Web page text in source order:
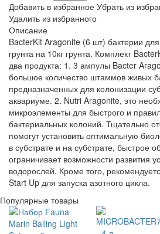
Добавить в избранное Убрать из
Удалить из избранного
Описание
BacterKit Aragonite (6 шт) бактерии
грунта на 10кг грунта. Комплект
два продукта: 1. 3 ампулы Bacter
большое количество штаммов живых
предназначенных для колонизации
аквариуме. 2. Nutri Aragonite, это
микроэлементы для быстрого и
бактериальных колоний. Тщательно
помогут установить оптимальную
в субстрате и на субстрате, быстрое
ограничивает возможности развития
водорослей. Кроме того,
Start Up для запуска азотного цикла.
Популярные товары